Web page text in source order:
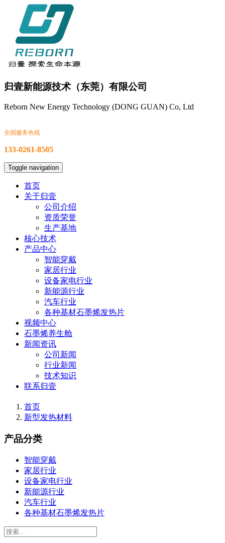
归壹新能源技术（东莞）有限公司
Reborn New Energy Technology (DONG GUAN) Co, Ltd
全国服务热线
133-0261-8505
Toggle navigation
首页
关于归壹
公司介绍
资质荣誉
生产基地
核心技术
产品中心
智能穿戴
家居行业
设备家电行业
新能源行业
汽车行业
各种基材石墨烯发热片
视频中心
石墨烯养生舱
新闻资讯
公司新闻
行业新闻
技术知识
联系归壹
首页
新型发热材料
产品分类
智能穿戴
家居行业
设备家电行业
新能源行业
汽车行业
各种基材石墨烯发热片